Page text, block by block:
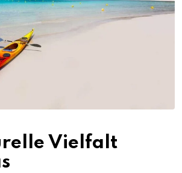
Vielfalt